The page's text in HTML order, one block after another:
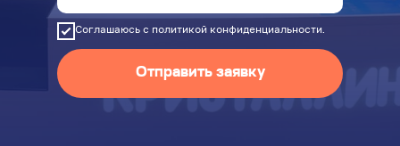
Соглашаюсь с политикой конфиденциальности.
Отправить заявку